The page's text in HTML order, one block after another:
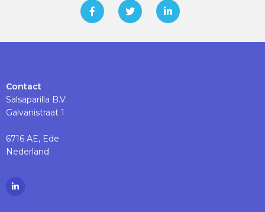
Contact
Salsaparilla B.V.
Galvanistraat 1
6716 AE, Ede
Nederland
Ga